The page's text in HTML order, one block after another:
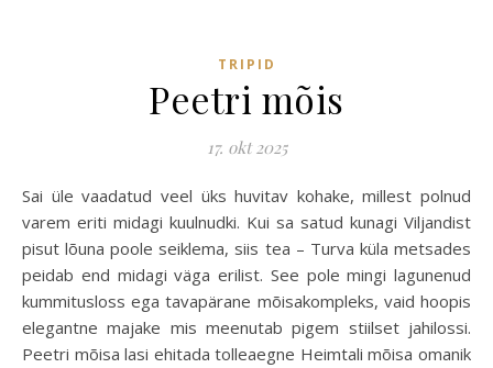
TRIPID
Peetri mõis
17. okt 2025
Sai üle vaadatud veel üks huvitav kohake, millest polnud
varem eriti midagi kuulnudki. Kui sa satud kunagi Viljandist
pisut lõuna poole seiklema, siis tea – Turva küla metsades
peidab end midagi väga erilist. See pole mingi lagunenud
kummitusloss ega tavapärane mõisakompleks, vaid hoopis
elegantne majake mis meenutab pigem stiilset jahilossi.
Peetri mõisa lasi ehitada tolleaegne Heimtali mõisa omanik